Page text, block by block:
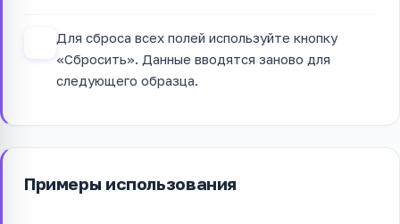
Для сброса всех полей используйте кнопку
«Сбросить». Данные вводятся заново для
следующего образца.
Примеры использования